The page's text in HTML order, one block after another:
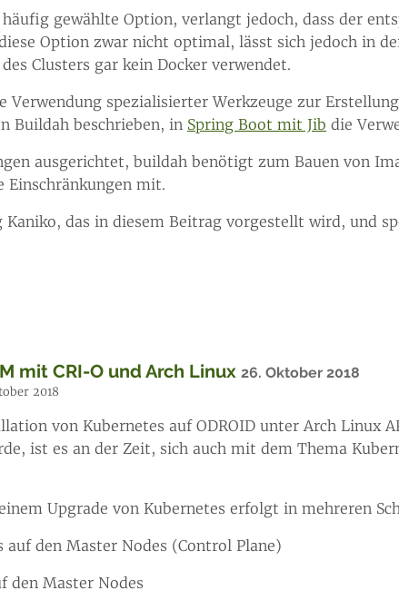
gewählte Option, verlangt jedoch, dass der
Option zwar nicht optimal, lässt sich jedoch in
Clusters gar kein Docker verwendet.
Verwendung spezialisierter Werkzeuge zur
Buildah beschrieben, in Spring Boot mit Jib die
ausgerichtet, buildah benötigt zum Bauen von
Einschränkungen mit.
Kaniko, das in diesem Beitrag vorgestellt wird, und
mit CRI-O und Arch Linux 26. Oktober 2018
2018
von Kubernetes auf ODROID unter Arch Linux
ist es an der Zeit, sich auch mit dem Thema
Upgrade von Kubernetes erfolgt in mehreren
auf den Master Nodes (Control Plane)
den Master Nodes